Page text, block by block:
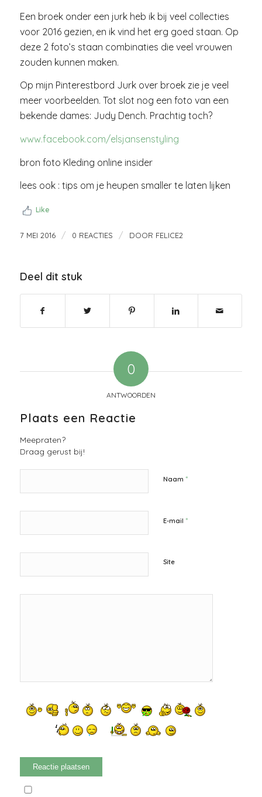
Een broek onder een jurk heb ik bij veel collecties
voor 2016 gezien, en ik vind het erg goed staan. Op
deze 2 foto’s staan combinaties die veel vrouwen
zouden kunnen maken.
Op mijn Pinterestbord Jurk over broek zie je veel
meer voorbeelden. Tot slot nog een foto van een
bekende dames: Judy Dench. Prachtig toch?
www.facebook.com/elsjansenstyling
bron foto Kleding online insider
lees ook : tips om je heupen smaller te laten lijken
Like
7 MEI 2016 / 0 REACTIES / DOOR FELICE2
Deel dit stuk
0
ANTWOORDEN
Plaats een Reactie
Meepraten?
Draag gerust bij!
Naam *
E-mail *
Site